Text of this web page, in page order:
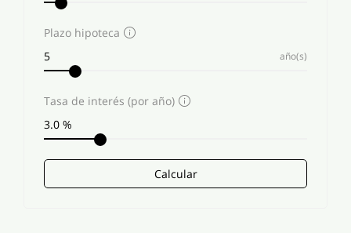
Plazo hipoteca
año(s)
Tasa de interés (por año)
Calcular